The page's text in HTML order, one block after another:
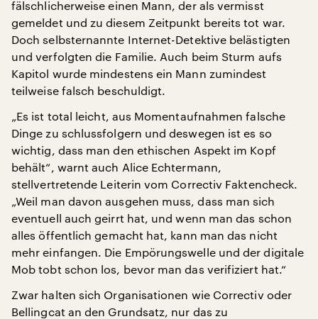
fälschlicherweise einen Mann, der als vermisst
gemeldet und zu diesem Zeitpunkt bereits tot war.
Doch selbsternannte Internet-Detektive belästigten
und verfolgten die Familie. Auch beim Sturm aufs
Kapitol wurde mindestens ein Mann zumindest
teilweise falsch beschuldigt.
„Es ist total leicht, aus Momentaufnahmen falsche
Dinge zu schlussfolgern und deswegen ist es so
wichtig, dass man den ethischen Aspekt im Kopf
behält“, warnt auch Alice Echtermann,
stellvertretende Leiterin vom Correctiv Faktencheck.
„Weil man davon ausgehen muss, dass man sich
eventuell auch geirrt hat, und wenn man das schon
alles öffentlich gemacht hat, kann man das nicht
mehr einfangen. Die Empörungswelle und der digitale
Mob tobt schon los, bevor man das verifiziert hat.“
Zwar halten sich Organisationen wie Correctiv oder
Bellingcat an den Grundsatz, nur das zu